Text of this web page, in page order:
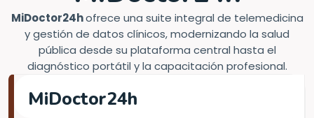
MiDoctor24hofrece una suite integral de telemedicina
y gestión de datos clínicos, modernizando la salud
pública desde su plataforma central hasta el
diagnóstico portátil y la capacitación profesional.
MiDoctor24h